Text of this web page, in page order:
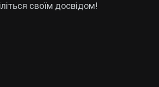
своїм досвідом!